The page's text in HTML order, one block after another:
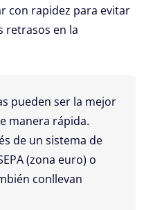
con rapidez para evitar
retrasos en la
pueden ser la mejor
manera rápida.
de un sistema de
(zona euro) o
conllevan